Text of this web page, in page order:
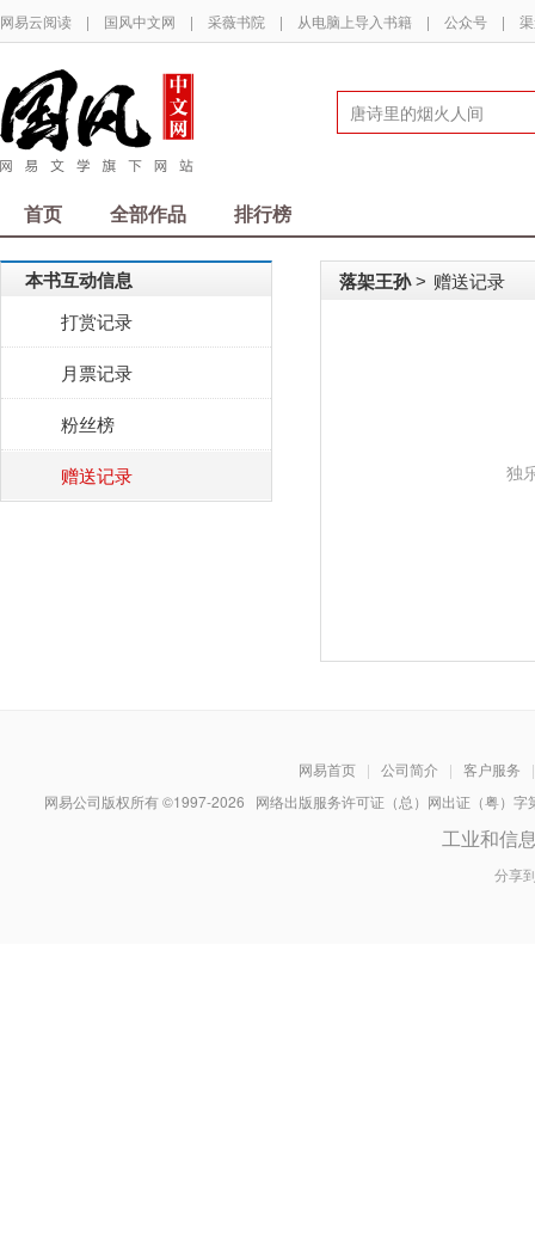
网易云阅读 | 国风中文网 | 采薇书院 | 从电脑上导入书籍 | 公众号 |
首页 全部作品 排行榜
本书互动信息
打赏记录
月票记录
粉丝榜
赠送记录
落架王孙 > 赠送记录
独
网易首页 | 公司简介 | 客户服务
|
网易公司版权所有 ©1997-2026 网络出版服务许可证（总）网出证（粤）
工业和信
分享